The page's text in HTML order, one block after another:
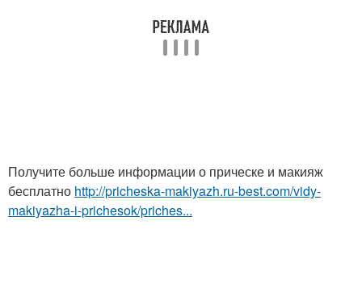
Получите больше информации о прическе и макияж
бесплатно http://pricheska-makiyazh.ru-best.com/vidy-
makiyazha-i-prichesok/priches...